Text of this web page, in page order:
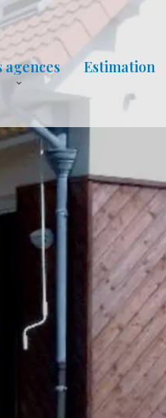
agences Estimation